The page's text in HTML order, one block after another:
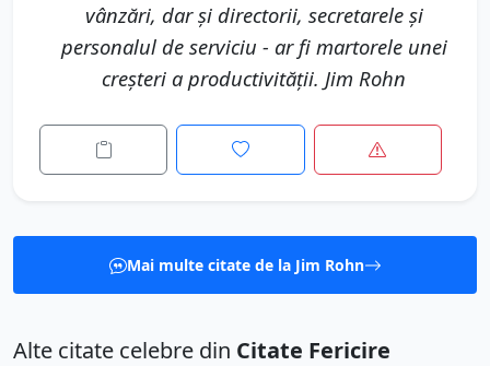
vânzări, dar şi directorii, secretarele şi
personalul de serviciu - ar fi martorele unei
creşteri a productivităţii. Jim Rohn
Mai multe citate de la Jim Rohn
Alte citate celebre din Citate Fericire